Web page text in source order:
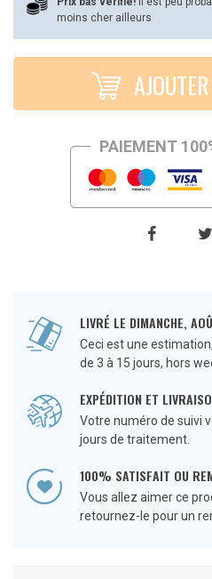
moins cher ailleurs
PAIEMENT
LIVRÉ LE DIMANCHE,
Ceci est une
de 3 à 15 jours, hors
EXPÉDITION ET
Votre numéro de suivi
jours de traitement.
100% SATISFAIT OU
Vous allez aimer ce
retournez-le pour un